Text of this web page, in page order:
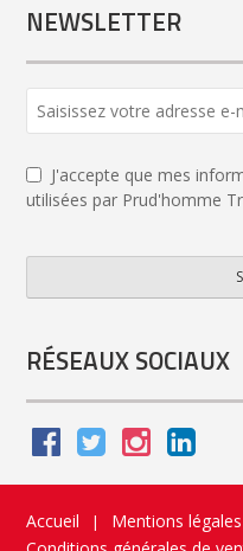
NEWSLETTER
J'accepte que mes
utilisées par Prud'homme
Address *
RÉSEAUX SOCIAUX
Accueil | Mentions légales